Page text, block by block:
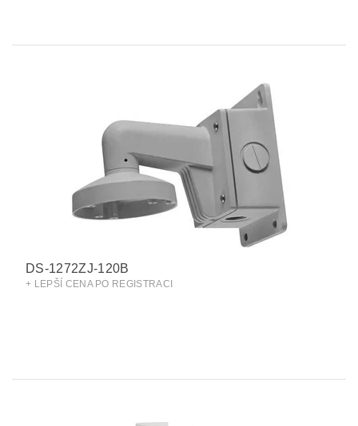
DS-1272ZJ-120B
+ LEPŠÍ CENA PO REGISTRACI